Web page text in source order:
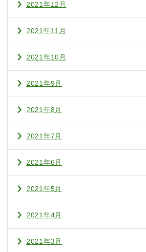
2021年12月
2021年11月
2021年10月
2021年9月
2021年8月
2021年7月
2021年6月
2021年5月
2021年4月
2021年3月